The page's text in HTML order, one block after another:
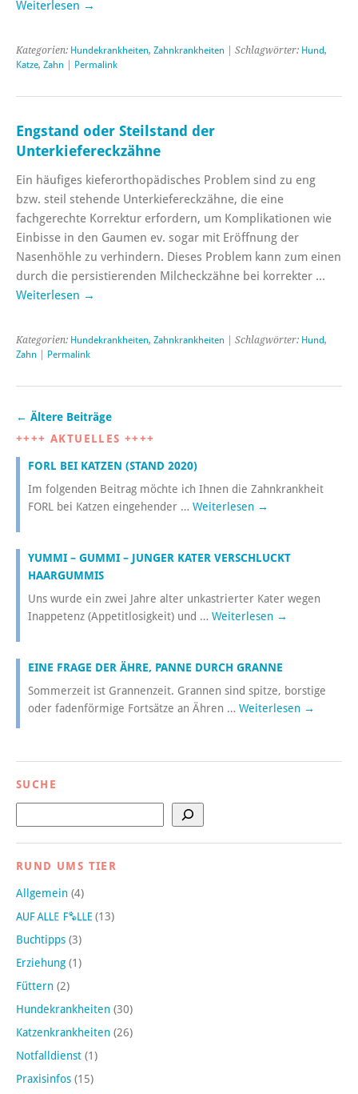
Weiterlesen →
Kategorien: Hundekrankheiten, Zahnkrankheiten | Schlagwörter: Hund,
Katze, Zahn Permalink
Engstand oder Steilstand der
Unterkiefereckzähne
Ein häufiges kieferorthopädisches Problem sind zu eng
bzw. steil stehende Unterkiefereckzähne, die eine
fachgerechte Korrektur erfordern, um Komplikationen wie
Einbisse in den Gaumen ev. sogar mit Eröffnung der
Nasenhöhle zu verhindern. Dieses Problem kann zum einen
durch die persistierenden Milcheckzähne bei korrekter …
Weiterlesen →
Kategorien: Hundekrankheiten, Zahnkrankheiten | Schlagwörter: Hund,
Zahn
Permalink
← Ältere Beiträge
++++ AKTUELLES ++++
FORL BEI KATZEN (STAND 2020)
Im folgenden Beitrag möchte ich Ihnen die Zahnkrankheit
FORL bei Katzen eingehender … Weiterlesen →
YUMMI – GUMMI – JUNGER KATER VERSCHLUCKT
HAARGUMMIS
Uns wurde ein zwei Jahre alter unkastrierter Kater wegen
Inappetenz (Appetitlosigkeit) und … Weiterlesen →
EINE FRAGE DER ÄHRE, PANNE DURCH GRANNE
Sommerzeit ist Grannenzeit. Grannen sind spitze, borstige
oder fadenförmige Fortsätze an Ähren … Weiterlesen →
SUCHE
RUND UMS TIER
Allgemein (4)
(13)
Buchtipps (3)
Erziehung (1)
Füttern (2)
Hundekrankheiten (30)
Katzenkrankheiten (26)
Notfalldienst (1)
Praxisinfos (15)